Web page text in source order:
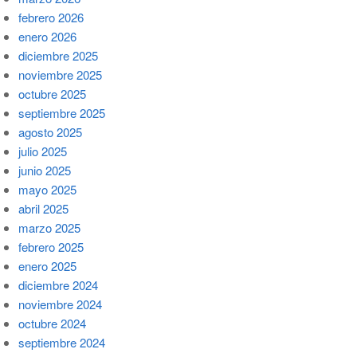
febrero 2026
enero 2026
diciembre 2025
noviembre 2025
octubre 2025
septiembre 2025
agosto 2025
julio 2025
junio 2025
mayo 2025
abril 2025
marzo 2025
febrero 2025
enero 2025
diciembre 2024
noviembre 2024
octubre 2024
septiembre 2024